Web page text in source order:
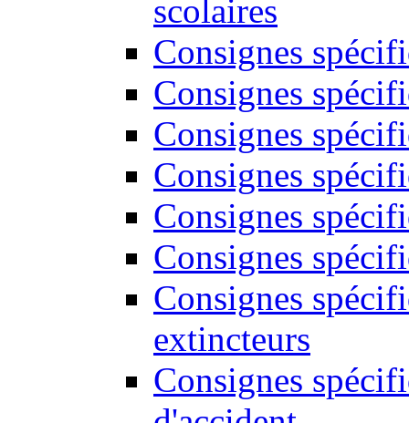
scolaires
Consignes
Consignes
Consignes
Consignes
Consignes
Consignes
Consignes
extincteurs
Consignes